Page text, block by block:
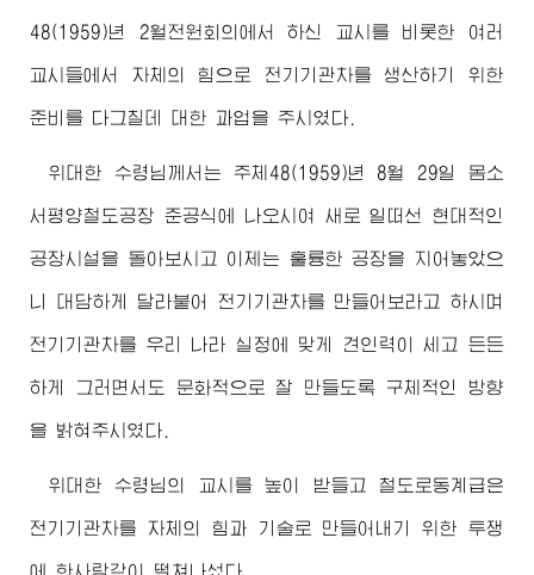
48(1959)년 2월전원회의에서 하신 교시를 비롯한 여러
교시들에서 자체의 힘으로 전기기관차를 생산하기 위한
준비를 다그칠데 대한 과업을 주시였다.
위대한 수령님 께서는 주체48(1959)년 8월 29일 몸소
서평양철도공장 준공식에 나오시여 새로 일떠선 현대적인
공장시설을 돌아보시고 이제는 훌륭한 공장을 지어놓았으
니 대담하게 달라붙어 전기기관차를 만들어보라고 하시며
전기기관차를 우리 나라 실정에 맞게 견인력이 세고 든든
하게 그러면서도 문화적으로 잘 만들도록 구체적인 방향
을 밝혀주시였다.
위대한 수령님의 교시를 높이 받들고 철도로동계급은
전기기관차를 자체의 힘과 기술로 만들어내기 위한 투쟁
에 한사람같이 떨쳐나섰다.